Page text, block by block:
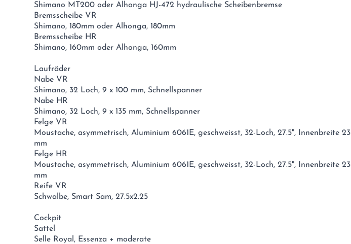
Shimano MT200 oder Alhonga HJ-472 hydraulische Scheibenbremse
Bremsscheibe VR
Shimano, 180mm oder Alhonga, 180mm
Bremsscheibe HR
Shimano, 160mm oder Alhonga, 160mm
Laufräder
Nabe VR
Shimano, 32 Loch, 9 x 100 mm, Schnellspanner
Nabe HR
Shimano, 32 Loch, 9 x 135 mm, Schnellspanner
Felge VR
Moustache, asymmetrisch, Aluminium 6061E, geschweisst, 32-Loch, 27.5", Innenbreite 23
mm
Felge HR
Moustache, asymmetrisch, Aluminium 6061E, geschweisst, 32-Loch, 27.5", Innenbreite 23
mm
Reife VR
Schwalbe, Smart Sam, 27.5x2.25
Cockpit
Sattel
Selle Royal, Essenza + moderate